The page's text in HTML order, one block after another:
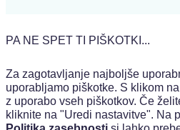
PA NE SPET TI PIŠKOTKI...
Za zagotavljanje najboljše
uporabljamo piškotke. S klikom
z uporabo vseh piškotkov. Če
kliknite na "Uredi nastavitve". Na